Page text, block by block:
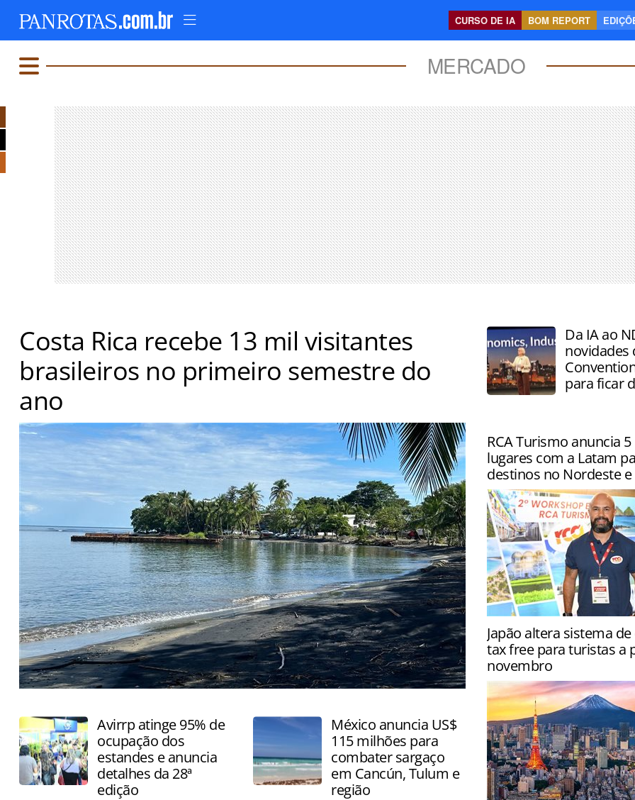
CURSO DE IA BOM REPORT
MERCADO
FIQUE LIGADO
Costa Rica recebe 13 mil visitantes
brasileiros no primeiro semestre do
ano
Da IA ao
novidades
para ficar
RCA Turismo anuncia
lugares com a Latam
destinos no Nordeste e
Parceria também inclui
internacionais, com
Europa, Caribe e América
Japão altera sistema
tax free para turistas a
novembro
Avirrp atinge 95% de
ocupação dos
estandes e anuncia
detalhes da 28ª
edição
México anuncia US$
115 milhões para
combater sargaço
em Cancún, Tulum e
região